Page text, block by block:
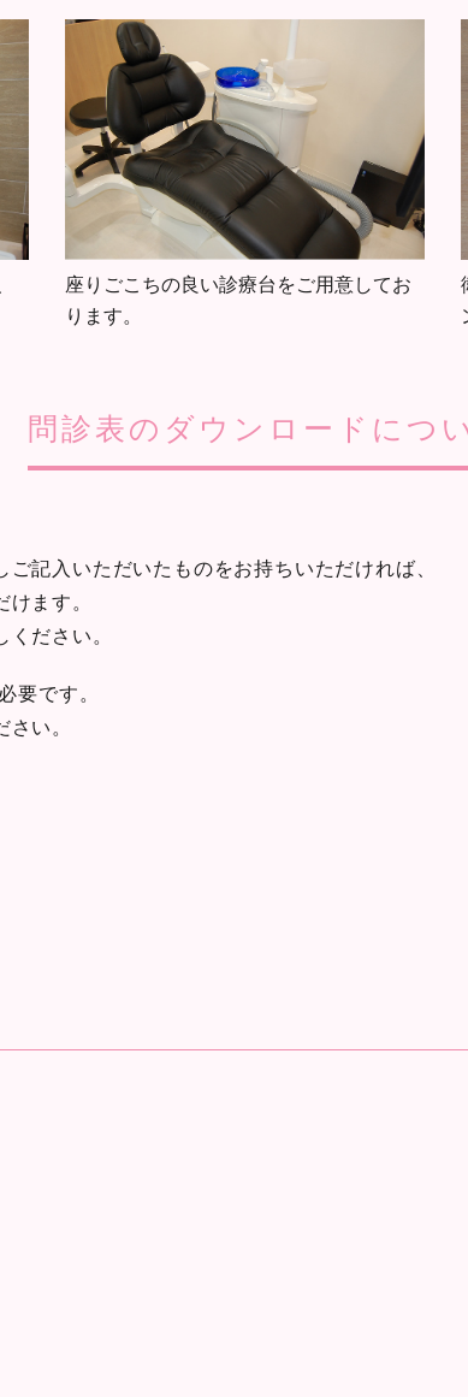
座りごこちの良い診療台をご用意してお
ります。
問診表のダウンロードにつ
記入いただいたものをお持ちいただければ、
ます。
ださい。
要です。
い。